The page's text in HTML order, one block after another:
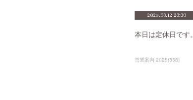
2025.03.12 23:30
本日は定休日です。
営業案内 2025(358)